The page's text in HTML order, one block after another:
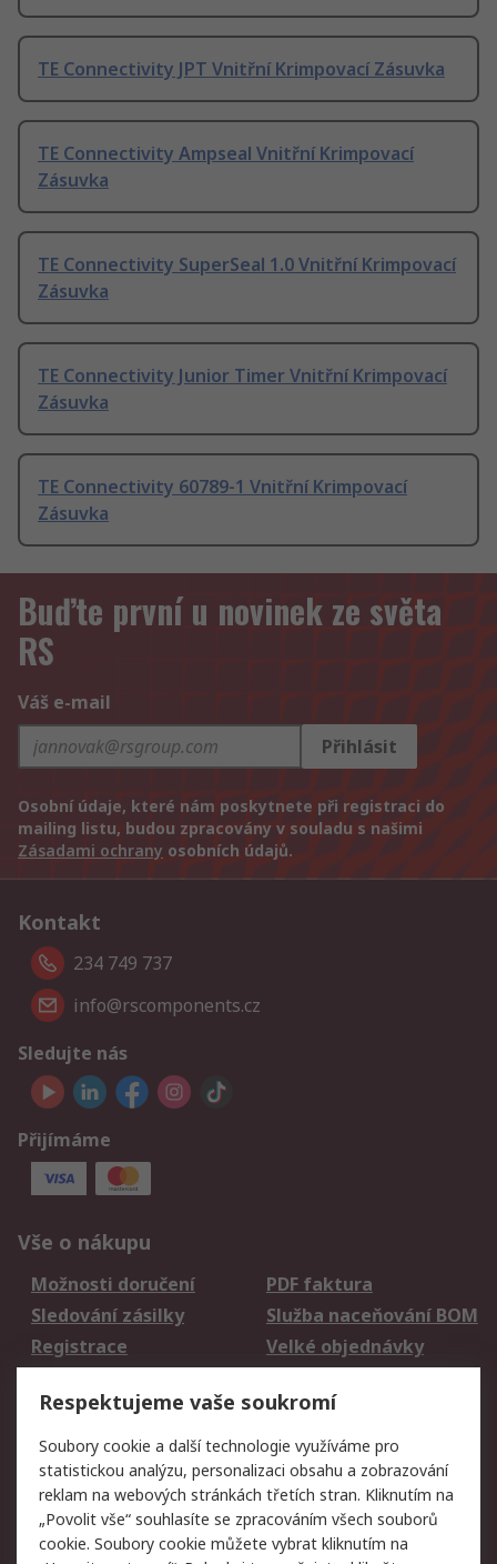
TE Connectivity JPT Vnitřní Krimpovací Zásuvka
TE Connectivity Ampseal Vnitřní Krimpovací
Zásuvka
TE Connectivity SuperSeal 1.0 Vnitřní Krimpovací
Zásuvka
TE Connectivity Junior Timer Vnitřní Krimpovací
Zásuvka
TE Connectivity 60789-1 Vnitřní Krimpovací
Zásuvka
Buďte první u novinek ze světa
RS
Váš e-mail
Přihlásit
Osobní údaje, které nám poskytnete při registraci do
mailing listu, budou zpracovány v souladu s našimi
Zásadami ochrany osobních údajů.
Kontakt
234 749 737
info@rscomponents.cz
Sledujte nás
Přijímáme
Vše o nákupu
Možnosti doručení
PDF faktura
Sledování zásilky
Služba naceňování BOM
Registrace
Velké objednávky
Právní
Autorská práva
Obchodní podmínky
společnosti RS
Prohlášení o ochraně
Zabezpečení
Respektujeme vaše soukromí
Soubory cookie a další technologie využíváme pro
statistickou analýzu, personalizaci obsahu a zobrazování
reklam na webových stránkách třetích stran. Kliknutím na
„Povolit vše“ souhlasíte se zpracováním všech souborů
cookie. Soubory cookie můžete vybrat kliknutím na